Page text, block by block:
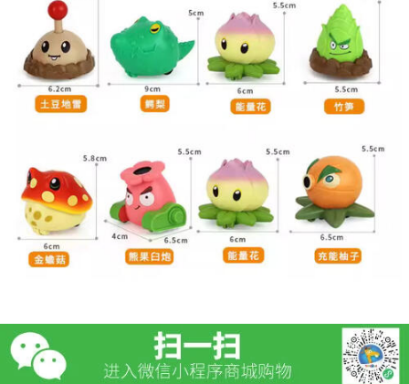
拼砌组合及乐高LEGO
玩具车，货车，火车及遥控系列
手工艺，文具，蜡笔，泥胶，画板
娃娃，芭比，收藏公仔
电子玩具
游戏及拼图系列
益智学习玩具
户外及运动产品